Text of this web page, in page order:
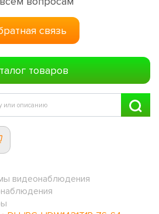
связь
товаров
видеонаблюдения